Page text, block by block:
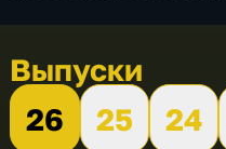
Выпуски
26
25 24